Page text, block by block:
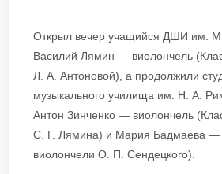
Открыл вечер учащийся ДШИ им.
Василий Лямин — виолончель
Л. А. Антоновой), а продолжили
музыкального училища им. Н. А.
Антон Зинченко — виолончель
С. Г. Лямина) и Мария Бадмаева —
виолончели О. П. Сендецкого).